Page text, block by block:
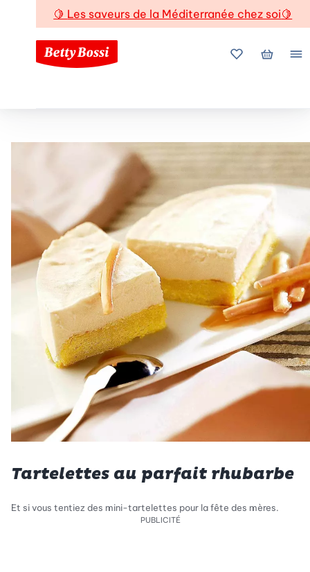
🍋 Les saveurs de la Méditerranée chez soi🍋
Mes favoris
Mon
Tartelettes au parfait rhubarbe
Et si vous tentiez des mini-tartelettes pour la fête des mères.
PUBLICITÉ